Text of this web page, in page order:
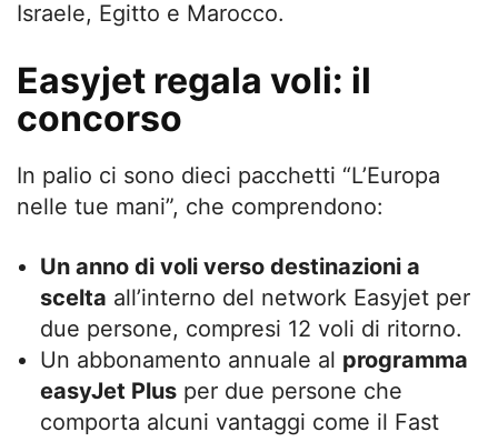
Israele, Egitto e Marocco.
Easyjet regala voli: il
concorso
In palio ci sono dieci pacchetti “L’Europa
nelle tue mani”, che comprendono:
Un anno di voli verso destinazioni a
scelta all’interno del network Easyjet per
due persone, compresi 12 voli di ritorno.
Un abbonamento annuale al programma
easyJet Plus per due persone che
comporta alcuni vantaggi come il Fast